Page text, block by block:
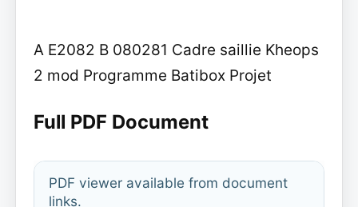
A E2082 B 080281 Cadre saillie Kheops
2 mod Programme Batibox Projet
Full PDF Document
PDF viewer available from document
links.